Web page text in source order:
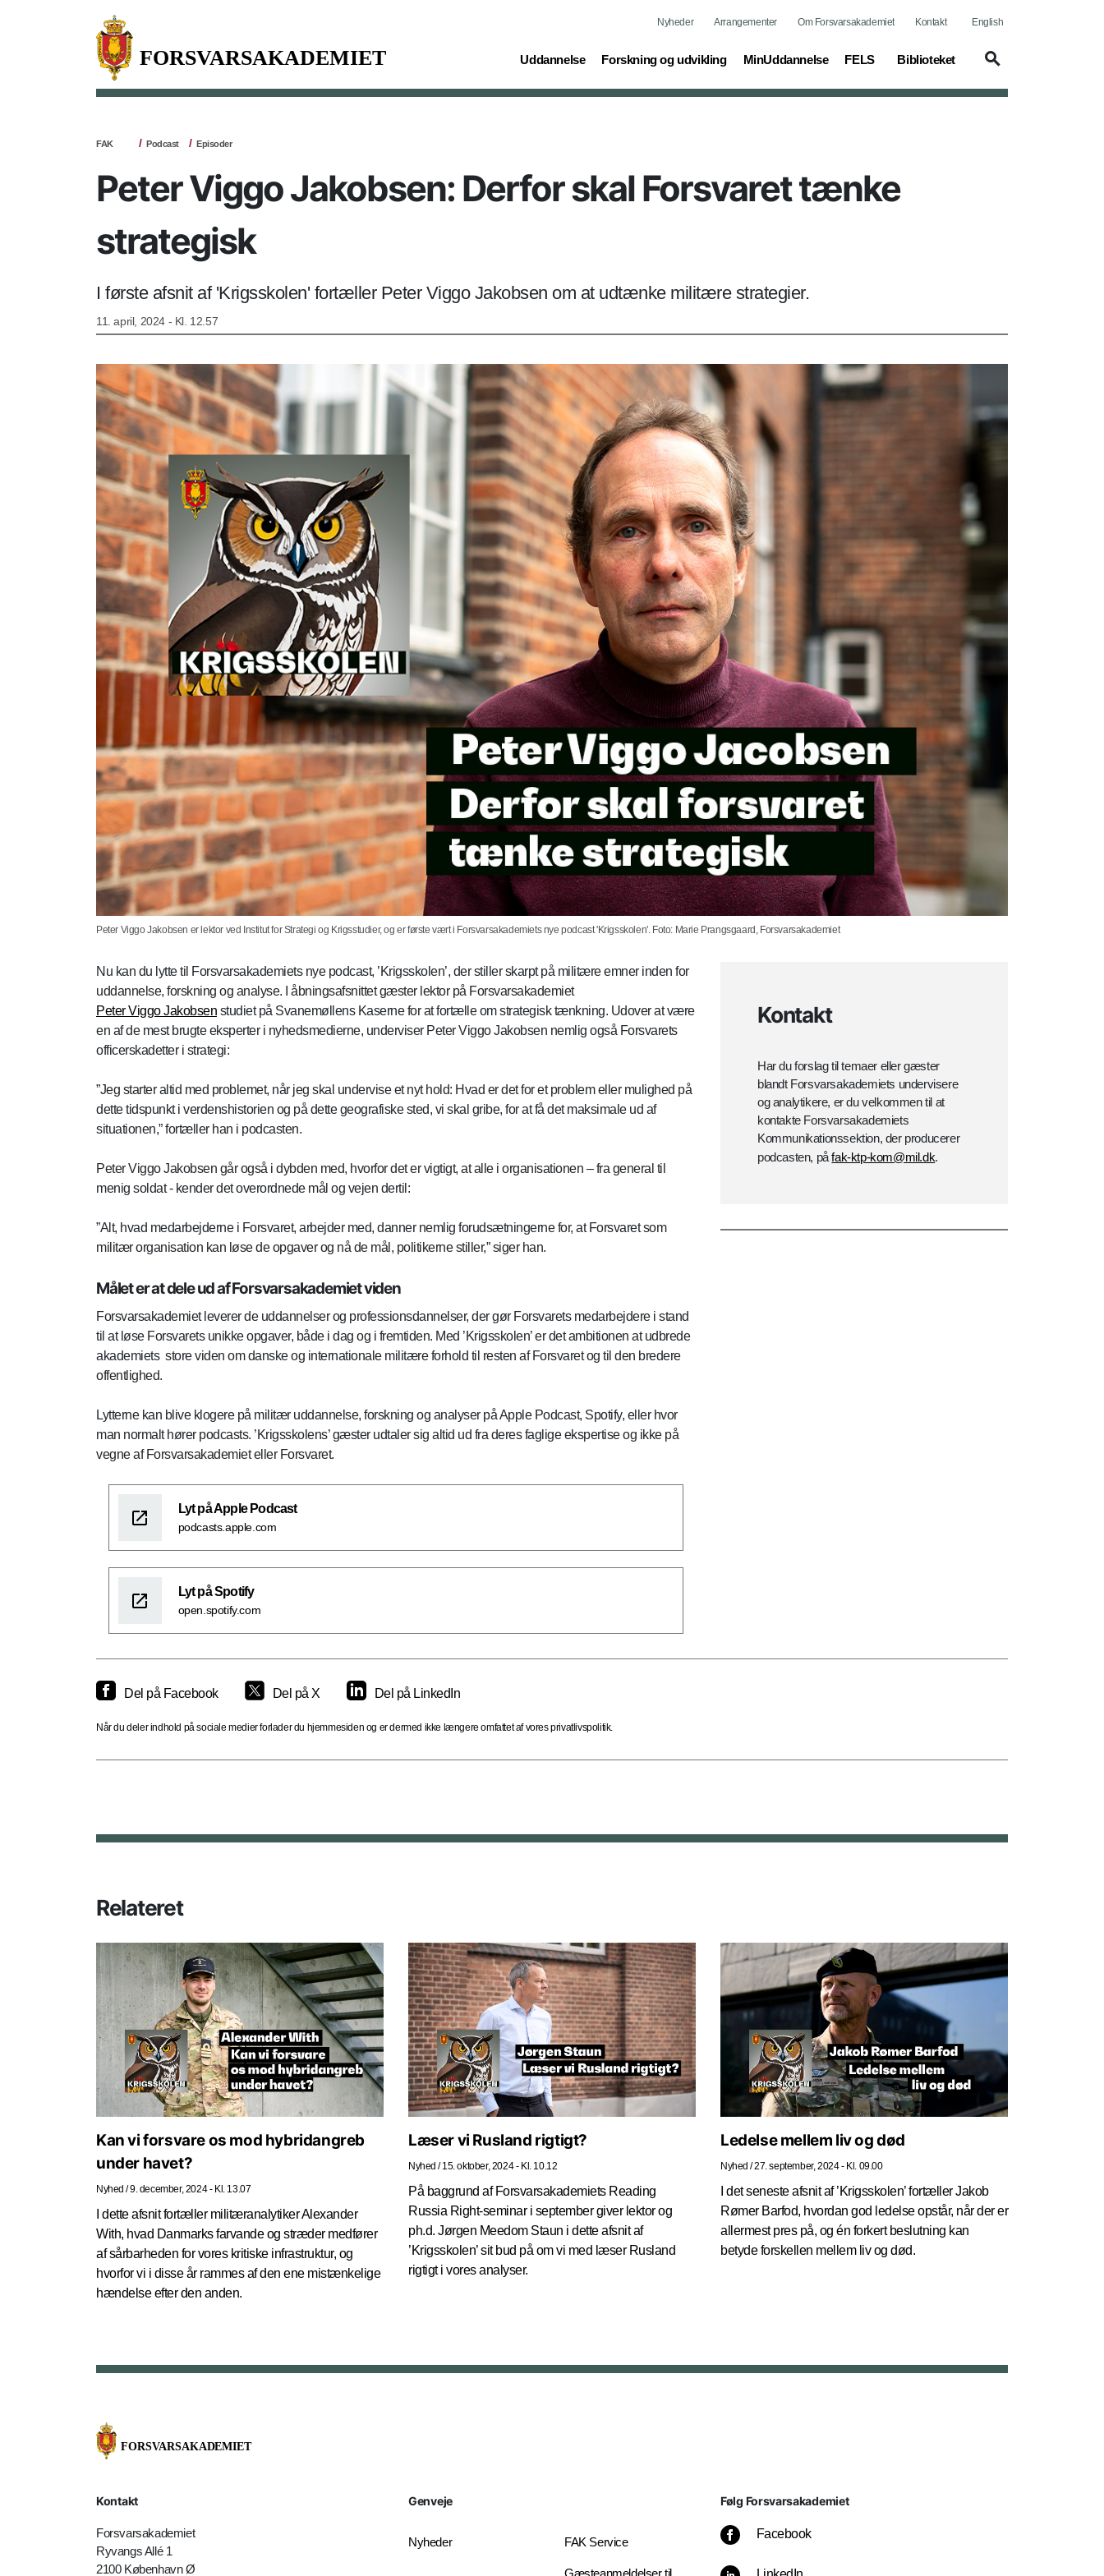
Nyheder Arrangementer Om Forsvarsakademiet Kontakt English
Uddannelse
(current) Forskning og udvikling
(current) MinUddannelse FELS Biblioteket
FAK Podcast Episoder
Peter Viggo Jakobsen: Derfor skal Forsvaret tænke
strategisk
I første afsnit af 'Krigsskolen' fortæller Peter Viggo Jakobsen om at udtænke militære strategier.
11. april, 2024 - Kl. 12.57
Peter Viggo Jakobsen er lektor ved Institut for Strategi og Krigsstudier, og er første vært i Forsvarsakademiets nye podcast 'Krigsskolen'. Foto: Marie Prangsgaard, Forsvarsakademiet
Nu kan du lytte til Forsvarsakademiets nye podcast, ’Krigsskolen’, der stiller skarpt på militære emner inden for
uddannelse, forskning og analyse. I åbningsafsnittet gæster lektor på Forsvarsakademiet
Peter Viggo Jakobsen studiet på Svanemøllens Kaserne for at fortælle om strategisk tænkning. Udover at være
en af de mest brugte eksperter i nyhedsmedierne, underviser Peter Viggo Jakobsen nemlig også Forsvarets
officerskadetter i strategi:
”Jeg starter altid med problemet, når jeg skal undervise et nyt hold: Hvad er det for et problem eller mulighed på
dette tidspunkt i verdenshistorien og på dette geografiske sted, vi skal gribe, for at få det maksimale ud af
situationen,” fortæller han i podcasten.
Peter Viggo Jakobsen går også i dybden med, hvorfor det er vigtigt, at alle i organisationen – fra general til
menig soldat - kender det overordnede mål og vejen dertil:
”Alt, hvad medarbejderne i Forsvaret, arbejder med, danner nemlig forudsætningerne for, at Forsvaret som
militær organisation kan løse de opgaver og nå de mål, politikerne stiller,” siger han.
Målet er at dele ud af Forsvarsakademiet viden
Forsvarsakademiet leverer de uddannelser og professionsdannelser, der gør Forsvarets medarbejdere i stand
til at løse Forsvarets unikke opgaver, både i dag og i fremtiden. Med ’Krigsskolen’ er det ambitionen at udbrede
akademiets store viden om danske og internationale militære forhold til resten af Forsvaret og til den bredere
offentlighed.
Lytterne kan blive klogere på militær uddannelse, forskning og analyser på Apple Podcast, Spotify, eller hvor
man normalt hører podcasts. ’Krigsskolens’ gæster udtaler sig altid ud fra deres faglige ekspertise og ikke på
vegne af Forsvarsakademiet eller Forsvaret.
Lyt på Apple Podcast
podcasts.apple.com
Lyt på Spotify
open.spotify.com
Kontakt
Har du forslag til temaer eller gæster
blandt Forsvarsakademiets undervisere
og analytikere, er du velkommen til at
kontakte Forsvarsakademiets
Kommunikationssektion, der producerer
podcasten, påfak-ktp-kom@mil.dk.
Del på Facebook Del på X Del på LinkedIn
Når du deler indhold på sociale medier forlader du hjemmesiden og er dermed ikke længere omfattet af vores privatlivspolitik.
Relateret
Kan vi forsvare os mod hybridangreb
under havet?
Nyhed /9. december, 2024 - Kl. 13.07
I dette afsnit fortæller militæranalytiker Alexander
With, hvad Danmarks farvande og stræder medfører
af sårbarheden for vores kritiske infrastruktur, og
hvorfor vi i disse år rammes af den ene mistænkelige
hændelse efter den anden.
Læser vi Rusland rigtigt?
Nyhed / 15. oktober, 2024 - Kl. 10.12
På baggrund af Forsvarsakademiets Reading
Russia Right-seminar i september giver lektor og
ph.d. Jørgen Meedom Staun i dette afsnit af
’Krigsskolen’ sit bud på om vi med læser Rusland
rigtigt i vores analyser.
Ledelse mellem liv og død
Nyhed /27. september, 2024 - Kl. 09.00
I det seneste afsnit af ’Krigsskolen’ fortæller Jakob
Rømer Barfod, hvordan god ledelse opstår, når der er
allermest pres på, og én forkert beslutning kan
betyde forskellen mellem liv og død.
Kontakt
Forsvarsakademiet
Ryvangs Allé 1
2100 København Ø
Genveje
Nyheder FAK Service
Følg Forsvarsakademiet
Facebook